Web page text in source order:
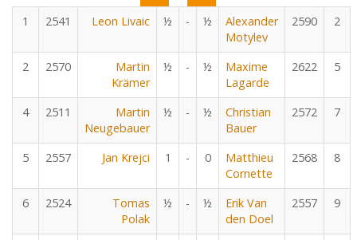
1 2541 Leon Livaic ½ - ½
Alexander
Motylev
2590 2
2 2570
Martin
Krämer
½ - ½
Maxime
Lagarde
2622 5
4 2511
Martin
Neugebauer
½ - ½
Christian
Bauer
2572 7
5 2557 Jan Krejci 1 - 0
Matthieu
Cornette
2568 8
6 2524
Tomas
Polak
½ - ½
Erik Van
den Doel
2557 9